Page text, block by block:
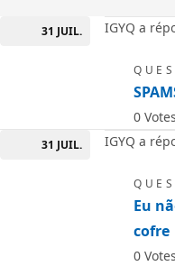
31 JUIL. IGYQ a
0 Votes
31 JUIL. IGYQ a
Eu
cofre
0 Votes